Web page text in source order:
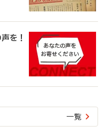
を！
一覧